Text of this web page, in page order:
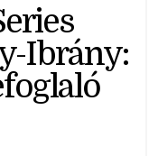
Ibrány: